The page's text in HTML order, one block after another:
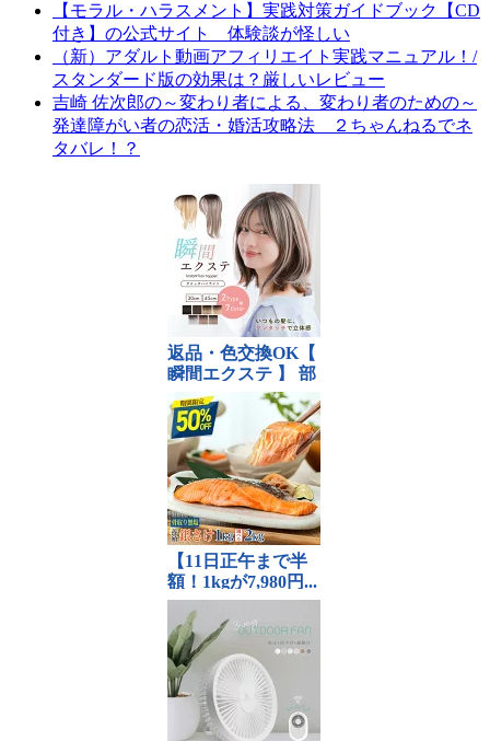
【モラル・ハラスメント】実践対策ガイドブック【CD
付き】の公式サイト 体験談が怪しい
（新）アダルト動画アフィリエイト実践マニュアル！/
スタンダード版の効果は？厳しいレビュー
吉崎 佐次郎の～変わり者による、変わり者のための～
発達障がい者の恋活・婚活攻略法 ２ちゃんねるでネ
タバレ！？